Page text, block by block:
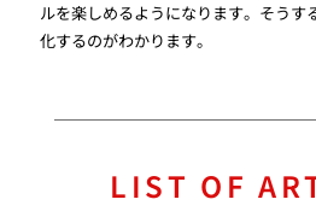
ルを楽しめるようになります。そうす
化するのがわかります。
LIST OF